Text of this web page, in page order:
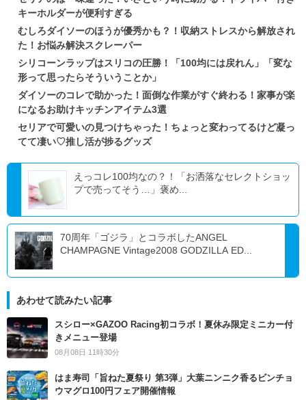
キーホルダーが便利すぎる
むしろダイソーのほうが優秀かも？！収納ストレスから解放され
た！お悩み解決スクレーパー
シリコーンラップはスリコの圧勝！「100均には戻れん」「変な
形って思ったらそういうことか」
ダイソーのコレで助かった！面倒な作業がすぐ終わる！家事が楽
になるお助けキッチンアイテム3選
セリアで可愛いの見つけちゃった！ちょっと変わってるけど凝っ
てて凄い♡推し活が捗るグッズ
えっコレ100均なの？！「お洒落なセレクトショッ
プで売ってそう…」褒め...
70周年「ゴジラ」とコラボしたANGEL
CHAMPAGNE Vintage2008 GODZILLA ED...
あわせて読みたい記事
スシロー×GAZOO Racing初コラボ！夏休み限定ミニカー付
きメニュー登場
08月08日 11時30分
はま寿司「旨ねた夏祭り 第3弾」大葉ニンニク香るビンチョ
ウマグロ100円フェア開催情報